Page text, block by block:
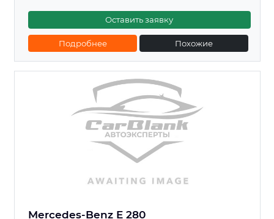
Оставить заявку
Подробнее Похожие
Mercedes-Benz E 280